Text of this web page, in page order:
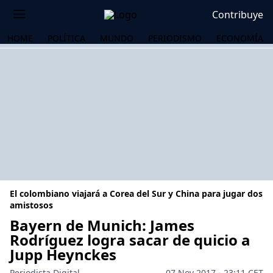
Contribuye
HOME POLÍTICA MUNDO PERIODISMO ECONOMÍA
El colombiano viajará a Corea del Sur y China para jugar dos
amistosos
Bayern de Munich: James
Rodríguez logra sacar de quicio a
Jupp Heynckes